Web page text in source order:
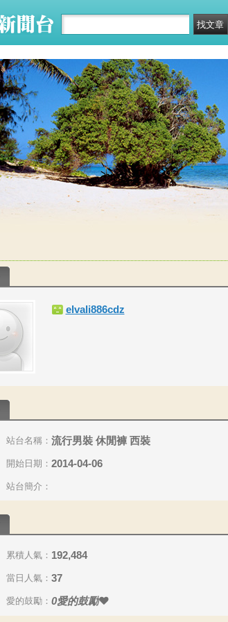
elvali886cdz
站台名稱： 流行男裝 休閒褲 西裝
開始日期： 2014-04-06
站台簡介：
累積人氣： 192,484
當日人氣： 37
愛的鼓勵： 0愛的鼓勵